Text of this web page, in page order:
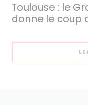
Toulouse : le
donne le coup